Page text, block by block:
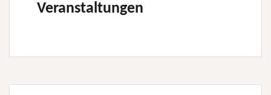
Veranstaltungen